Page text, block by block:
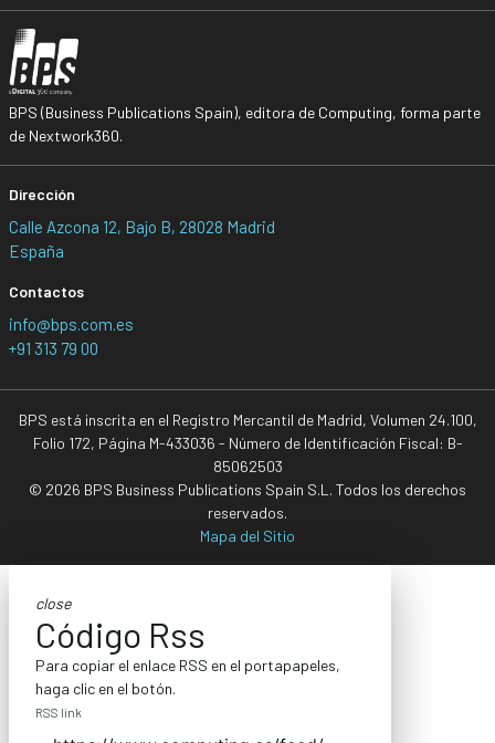
BPS (Business Publications Spain), editora de Computing, forma parte
de Nextwork360.
Dirección
Calle Azcona 12, Bajo B, 28028 Madrid
España
Contactos
info@bps.com.es
+91 313 79 00
BPS está inscrita en el Registro Mercantil de Madrid, Volumen 24.100,
Folio 172, Página M-433036 - Número de Identificación Fiscal: B-
85062503
© 2026 BPS Business Publications Spain S.L. Todos los derechos
reservados.
Mapa del Sitio
close
Código Rss
Para copiar el enlace RSS en el portapapeles,
haga clic en el botón.
RSS link